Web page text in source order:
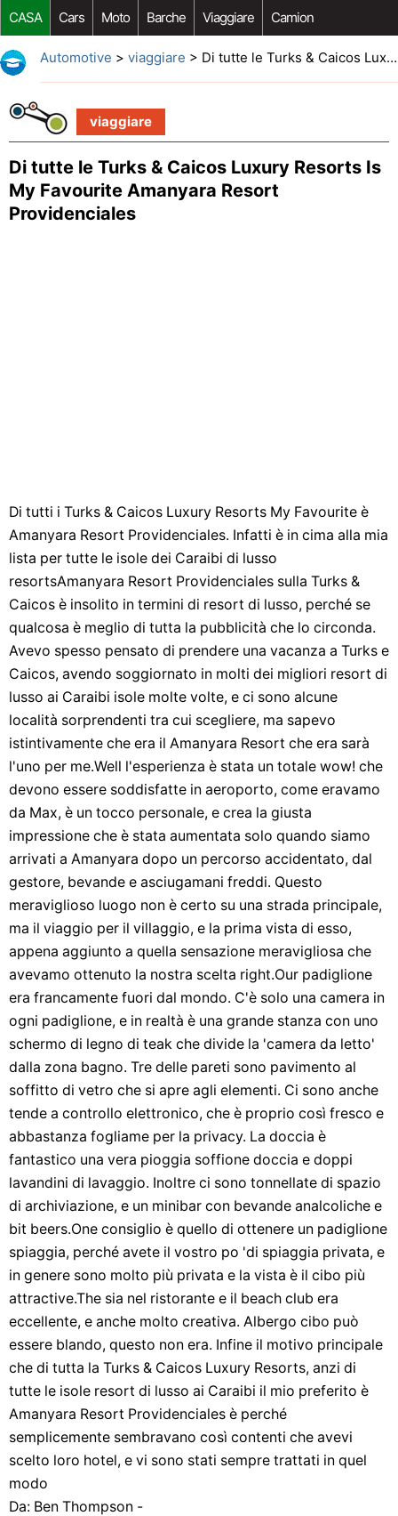
CASA Cars Moto Barche Viaggiare Camion
Riparazione Auto Acquisto Auto Car Opzioni Aftermarket
Automotive > viaggiare > Di tutte le Turks & Caicos Luxury Resorts Is My Favourite Amanyara Resort Providenciales
viaggiare
Di tutte le Turks & Caicos Luxury Resorts Is
My Favourite Amanyara Resort
Providenciales
Di tutti i Turks & Caicos Luxury Resorts My Favourite è
Amanyara Resort Providenciales. Infatti è in cima alla mia
lista per tutte le isole dei Caraibi di lusso
resortsAmanyara Resort Providenciales sulla Turks &
Caicos è insolito in termini di resort di lusso, perché se
qualcosa è meglio di tutta la pubblicità che lo circonda.
Avevo spesso pensato di prendere una vacanza a Turks e
Caicos, avendo soggiornato in molti dei migliori resort di
lusso ai Caraibi isole molte volte, e ci sono alcune
località sorprendenti tra cui scegliere, ma sapevo
istintivamente che era il Amanyara Resort che era sarà
l'uno per me.Well l'esperienza è stata un totale wow! che
devono essere soddisfatte in aeroporto, come eravamo
da Max, è un tocco personale, e crea la giusta
impressione che è stata aumentata solo quando siamo
arrivati a Amanyara dopo un percorso accidentato, dal
gestore, bevande e asciugamani freddi. Questo
meraviglioso luogo non è certo su una strada principale,
ma il viaggio per il villaggio, e la prima vista di esso,
appena aggiunto a quella sensazione meravigliosa che
avevamo ottenuto la nostra scelta right.Our padiglione
era francamente fuori dal mondo. C'è solo una camera in
ogni padiglione, e in realtà è una grande stanza con uno
schermo di legno di teak che divide la 'camera da letto'
dalla zona bagno. Tre delle pareti sono pavimento al
soffitto di vetro che si apre agli elementi. Ci sono anche
tende a controllo elettronico, che è proprio così fresco e
abbastanza fogliame per la privacy. La doccia è
fantastico una vera pioggia soffione doccia e doppi
lavandini di lavaggio. Inoltre ci sono tonnellate di spazio
di archiviazione, e un minibar con bevande analcoliche e
bit beers.One consiglio è quello di ottenere un padiglione
spiaggia, perché avete il vostro po 'di spiaggia privata, e
in genere sono molto più privata e la vista è il cibo più
attractive.The sia nel ristorante e il beach club era
eccellente, e anche molto creativa. Albergo cibo può
essere blando, questo non era. Infine il motivo principale
che di tutta la Turks & Caicos Luxury Resorts, anzi di
tutte le isole resort di lusso ai Caraibi il mio preferito è
Amanyara Resort Providenciales è perché
semplicemente sembravano così contenti che avevi
scelto loro hotel, e vi sono stati sempre trattati in quel
modo
Da: Ben Thompson -